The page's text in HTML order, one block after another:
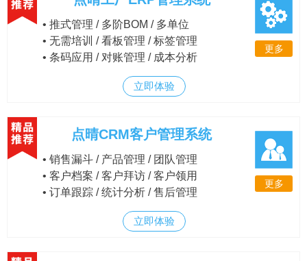
• 推式管理 / 多阶BOM / 多单位
• 无需培训 / 看板管理 / 标签管理
• 条码应用 / 对账管理 / 成本分析
更多
立即体验
点晴CRM客户管理系统
• 销售漏斗 / 产品管理 / 团队管理
• 客户档案 / 客户拜访 / 客户领用
• 订单跟踪 / 统计分析 / 售后管理
更多
立即体验